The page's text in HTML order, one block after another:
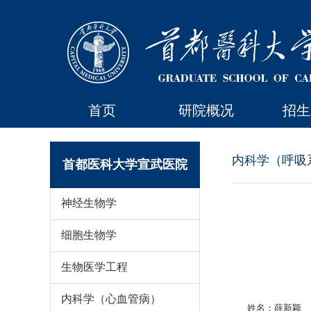
首页 研院概况 招
首都医科大学宣武医院
神经生物学
细胞生物学
生物医学工程
内科学（心血管病）
内科学（呼吸
姓名：薛新颖